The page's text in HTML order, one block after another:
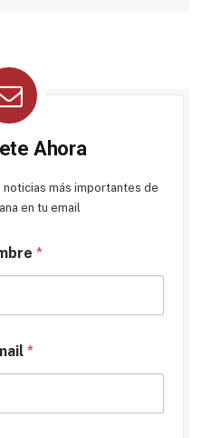
Ahora
más importantes de
en tu email
*
*